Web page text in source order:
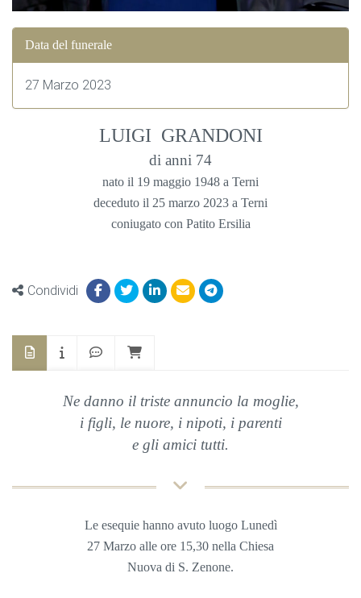
Data del funerale
27 Marzo 2023
LUIGI GRANDONI
di anni 74
nato il 19 maggio 1948 a Terni
deceduto il 25 marzo 2023 a Terni
coniugato con Patito Ersilia
Condividi
Ne danno il triste annuncio la moglie,
i figli, le nuore, i nipoti, i parenti
e gli amici tutti.
Le esequie hanno avuto luogo Lunedì
27 Marzo alle ore 15,30 nella Chiesa
Nuova di S. Zenone.